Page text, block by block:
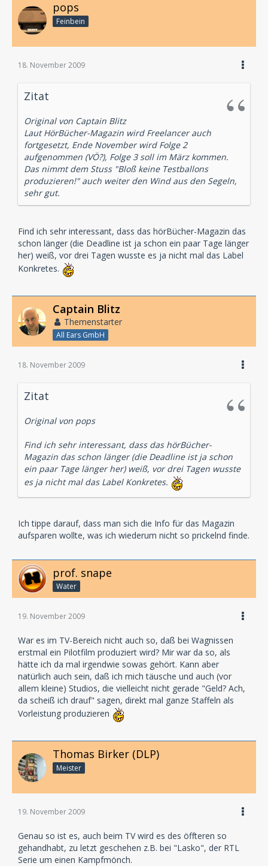
pops
Feinbein
18. November 2009
Zitat
Original von Captain Blitz
Laut HörBücher-Magazin wird Freelancer auch
fortgesetzt, Ende November wird Folge 2
aufgenommen (VÖ?), Folge 3 soll im März kommen.
Das nimmt dem Stuss "Bloß keine Testballons
produzieren!" auch weiter den Wind aus den Segeln,
sehr gut.
Find ich sehr interessant, dass das hörBücher-Magazin das
schon länger (die Deadline ist ja schon ein paar Tage länger
her) weiß, vor drei Tagen wusste es ja nicht mal das Label
Konkretes.
Captain Blitz
Themenstarter
All Ears GmbH
18. November 2009
Zitat
Original von pops
Find ich sehr interessant, dass das hörBücher-
Magazin das schon länger (die Deadline ist ja schon
ein paar Tage länger her) weiß, vor drei Tagen wusste
es ja nicht mal das Label Konkretes.
Ich tippe darauf, dass man sich die Info für das Magazin
aufsparen wollte, was ich wiederum nicht so prickelnd finde.
prof. snape
Water
19. November 2009
War es im TV-Bereich nicht auch so, daß bei Wagnissen
erstmal ein Pilotfilm produziert wird? Mir war da so, als
hätte ich da mal irgendwie sowas gehört. Kann aber
natürlich auch sein, daß ich mich täusche und auch (vor
allem kleine) Studios, die vielleicht nicht gerade "Geld? Ach,
da scheiß ich drauf" sagen, direkt mal ganze Staffeln als
Vorleistung produzieren
Thomas Birker (DLP)
Meister
19. November 2009
Genau so ist es, auch beim TV wird es des öffteren so
gehandhabt, zu letzt geschehen z.B. bei "Lasko", der RTL
Serie um einen Kampfmönch.